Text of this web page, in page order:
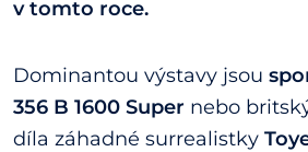
v tomto roce.
Dominantou výstavy jsou
356 B 1600 Super nebo
díla záhadné surrealistky